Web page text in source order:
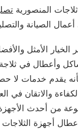
المنصورية
الصيانة
الخيار الأمثل
وأعطال في ثلاجة
يقدم خدمات لا
والاتقان في
من أحدث الأجهزة
أجهزة